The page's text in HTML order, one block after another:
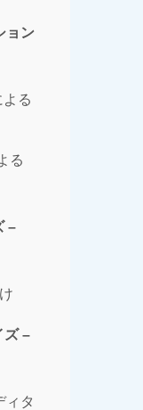
ョン
る
る
–
ズ –
ィタ